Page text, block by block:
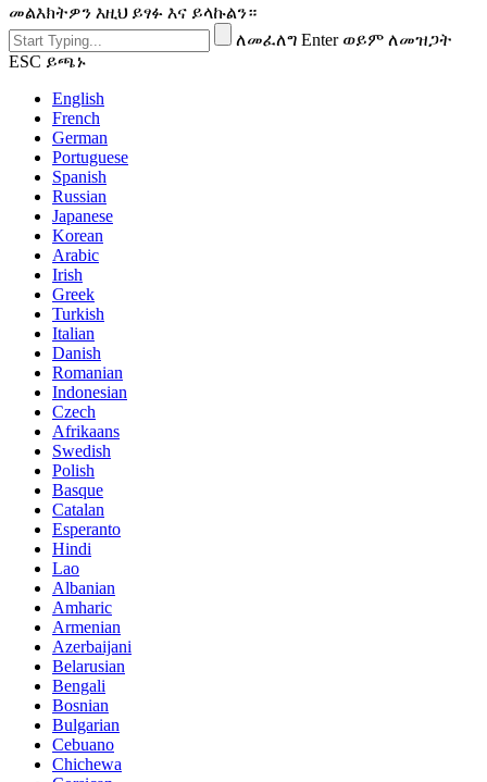
መልእክትዎን እዚህ ይፃፉ እና ይላኩልን።
ለመፈለግ Enter ወይም ለመዝጋት
ESC ይጫኑ
English
French
German
Portuguese
Spanish
Russian
Japanese
Korean
Arabic
Irish
Greek
Turkish
Italian
Danish
Romanian
Indonesian
Czech
Afrikaans
Swedish
Polish
Basque
Catalan
Esperanto
Hindi
Lao
Albanian
Amharic
Armenian
Azerbaijani
Belarusian
Bengali
Bosnian
Bulgarian
Cebuano
Chichewa